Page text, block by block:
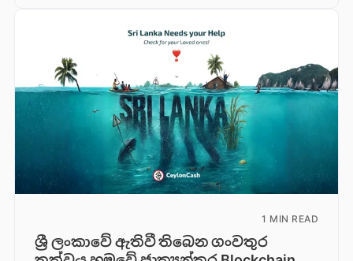
1 MIN READ
ශ්‍රී ලංකාවේ ඇතිවී තිබෙන ගංවතුර